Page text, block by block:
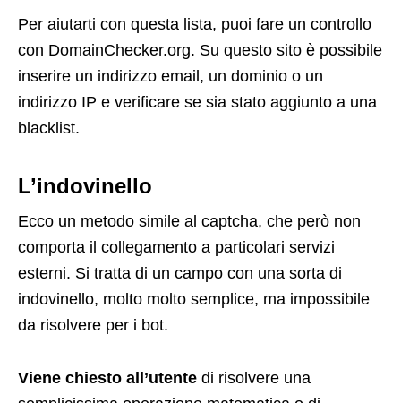
Per aiutarti con questa lista, puoi fare un controllo
con DomainChecker.org. Su questo sito è possibile
inserire un indirizzo email, un dominio o un
indirizzo IP e verificare se sia stato aggiunto a una
blacklist.
L’indovinello
Ecco un metodo simile al captcha, che però non
comporta il collegamento a particolari servizi
esterni. Si tratta di un campo con una sorta di
indovinello, molto molto semplice, ma impossibile
da risolvere per i bot.
Viene chiesto all’utente di risolvere una